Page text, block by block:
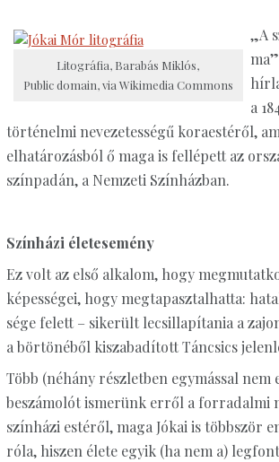
Litográfia, Barabás Miklós,
Public domain, via Wikimedia Commons
„A
a
történelmi nevezetességű koraestéről,
elhatározásból ő maga is fellépett az
színpadán, a Nemzeti Színházban.
Színházi életesemény
Ez volt az első alkalom, hogy
képességei, hogy megtapasztalhatta:
sége felett – sikerült lecsillapítania a
a börtönéből kiszabadított Táncsics
Több (néhány részletben egymással nem
beszámolót ismerünk erről a forradalmi
színházi estéről, maga Jókai is többször
róla, hiszen élete egyik (ha nem a)